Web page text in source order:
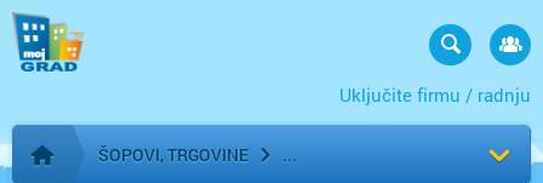
Uključite firmu / radnju
Početna stranica
ŠOPOVI, TRGOVINE